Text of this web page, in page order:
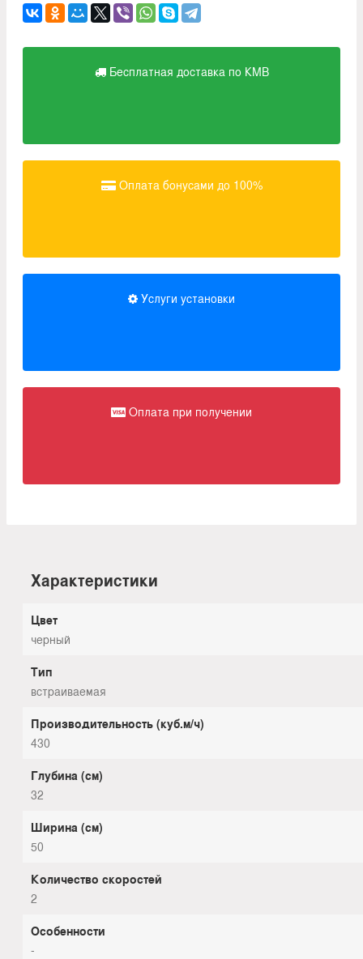
Бесплатная доставка по КМВ
Оплата бонусами до 100%
Услуги установки
Оплата при получении
Характеристики
Цвет
черный
Тип
встраиваемая
Производительность (куб.м/ч)
430
Глубина (см)
32
Ширина (см)
50
Количество скоростей
2
Особенности
-